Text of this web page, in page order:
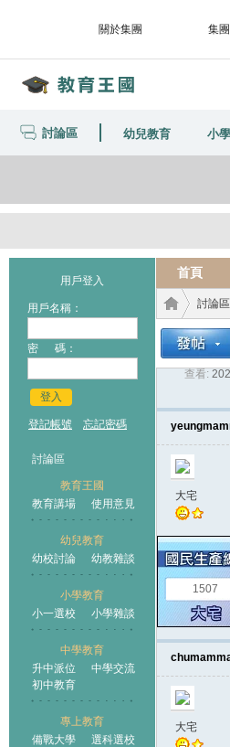
關於集團 集
討論區 幼兒教育 小學
用戶登入
用戶名稱：
密 碼：
登入
登記帳號 忘記密碼
討論區
教育王國
教育講場
使用意見
幼兒教育
幼校討論
幼教雜談
小學教育
小一選校
小學雜談
中學教育
升中派位
中學交流
初中教育
專上教育
備戰大學
選科選校
首頁
王國
討論區
查看:
大宅
1507
大宅